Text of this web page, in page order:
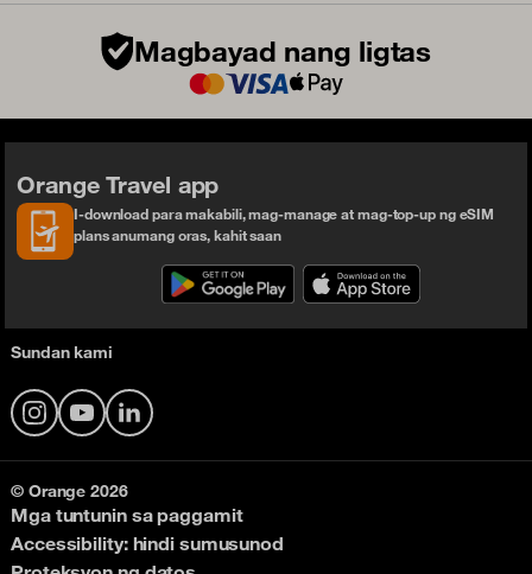
Magbayad nang ligtas
Orange Travel app
I-download para makabili, mag-manage at mag-top-up ng eSIM
plans anumang oras, kahit saan
Sundan kami
InstagramYouTubeLinkedIn
© Orange 2026
Mga tuntunin sa paggamit
Accessibility: hindi sumusunod